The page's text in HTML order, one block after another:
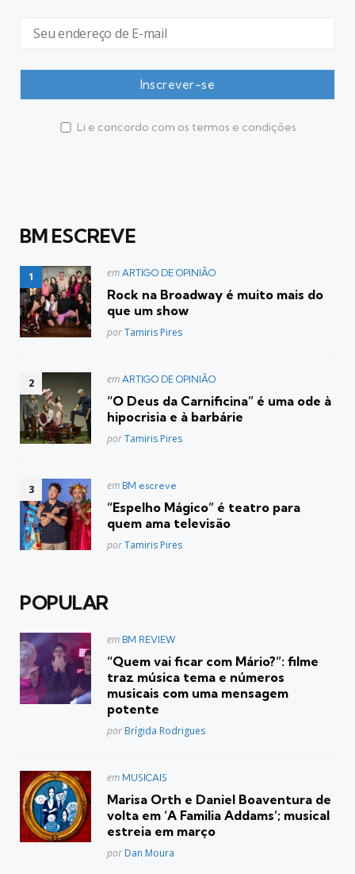
Li e concordo com os termos e condições
BM ESCREVE
Postado
em ARTIGO DE OPINIÃO
Rock na Broadway é muito mais do
que um show
Posted
porTamiris Pires
Postado
em ARTIGO DE OPINIÃO
“O Deus da Carnificina” é uma ode à
hipocrisia e à barbárie
Posted
porTamiris Pires
Postado
em BM escreve
“Espelho Mágico” é teatro para
quem ama televisão
Posted
porTamiris Pires
POPULAR
Postado
em BM REVIEW
“Quem vai ficar com Mário?”: filme
traz música tema e números
musicais com uma mensagem
potente
Posted
por Brígida Rodrigues
Postado
em MUSICAIS
Marisa Orth e Daniel Boaventura de
volta em ‘A Familia Addams’; musical
estreia em março
Posted
por Dan Moura